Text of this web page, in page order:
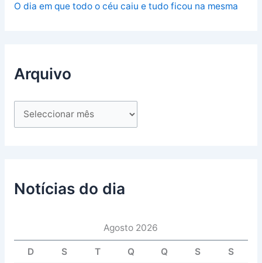
O dia em que todo o céu caiu e tudo ficou na mesma
Arquivo
Notícias do dia
Agosto 2026
D S T Q Q S S